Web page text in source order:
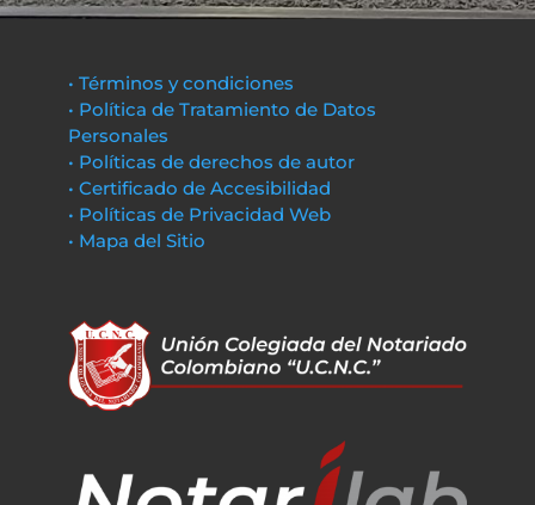
• Términos y condiciones
• Política de Tratamiento de Datos
Personales
• Políticas de derechos de autor
• Certificado de Accesibilidad
• Políticas de Privacidad Web
• Mapa del Sitio